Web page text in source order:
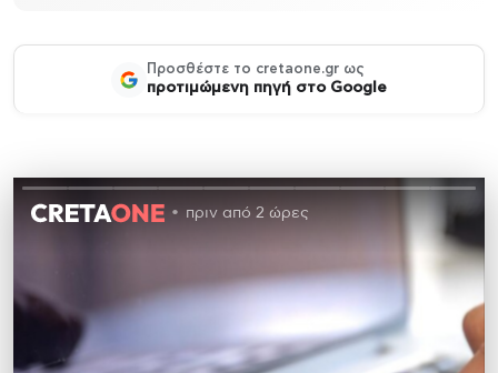
Προσθέστε το cretaone.gr ως
προτιμώμενη πηγή στο Google
πριν από 2 ώρες